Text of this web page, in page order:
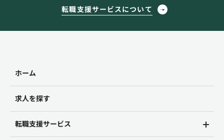
転職支援サービスについて
ホーム
求人を探す
転職支援サービス